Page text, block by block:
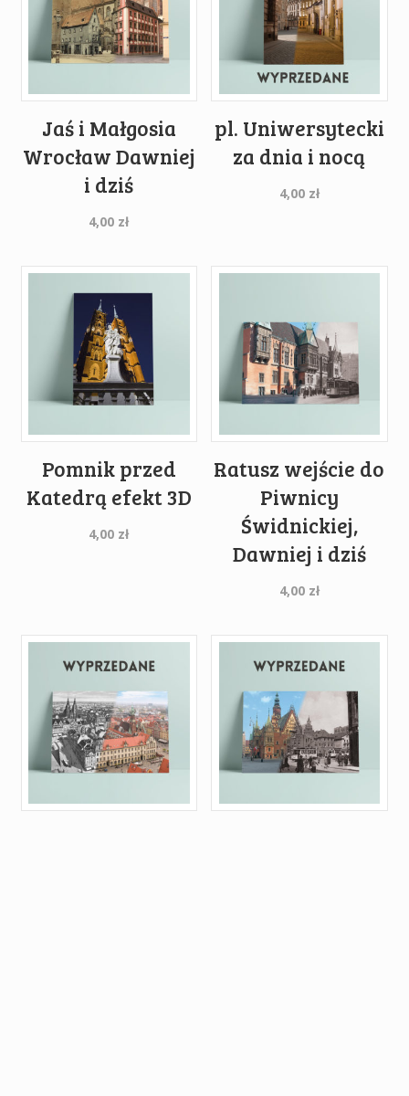
Jaś i Małgosia
Wrocław Dawniej
i dziś
4,00 zł
pl. Uniwersytecki
za dnia i nocą
4,00 zł
Pomnik przed
Katedrą efekt 3D
4,00 zł
Ratusz wejście do
Piwnicy
Świdnickiej,
Dawniej i dziś
4,00 zł